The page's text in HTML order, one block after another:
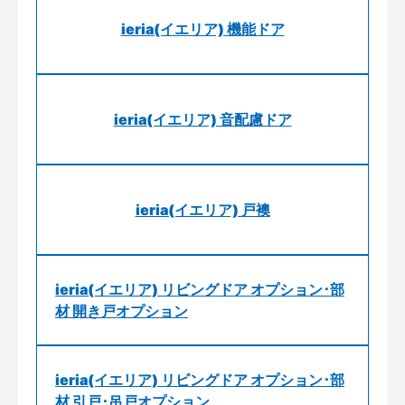
ieria(イエリア) 機能ドア
ieria(イエリア) 音配慮ドア
ieria(イエリア) 戸襖
ieria(イエリア) リビングドア オプション･部
材 開き戸オプション
ieria(イエリア) リビングドア オプション･部
材 引戸･吊戸オプション